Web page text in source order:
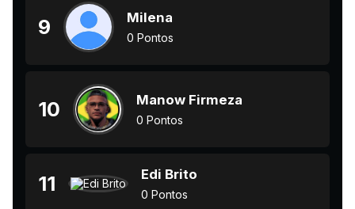
9 Milena
0 Pontos
10 Manow Firmeza
0 Pontos
11 Edi Brito
0 Pontos